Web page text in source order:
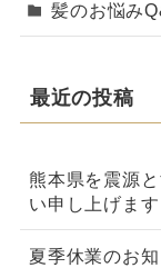
髪のお悩み
最近の投稿
熊本県を震源
い申し上げます
夏季休業のお